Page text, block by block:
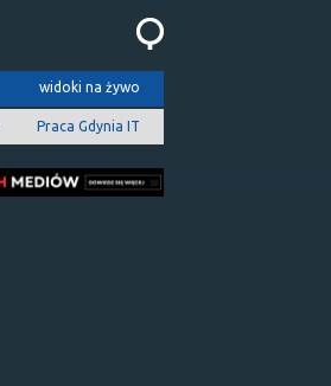
widoki na żywo
Praca Gdynia IT